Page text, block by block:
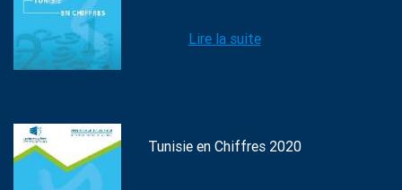
Lire la suite
Tunisie en Chiffres 2020